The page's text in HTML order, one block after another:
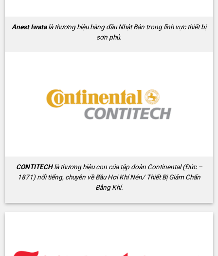
Anest Iwatalà thương hiệu hàng đầu Nhật Bản trong lĩnh vực thiết bị
sơn phủ.
CONTITECHlà thương hiệu con của tập đoàn Continental (Đức –
1871) nổi tiếng, chuyên về Bầu Hơi Khí Nén/ Thiết Bị Giảm Chấn
Bằng Khí.